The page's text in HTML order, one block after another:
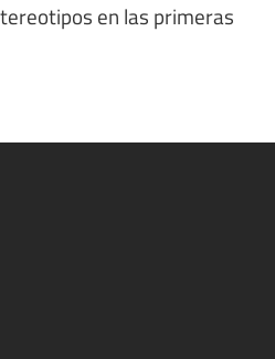
en las primeras